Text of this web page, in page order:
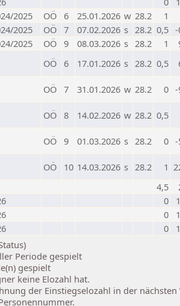
2025 OÖ 6 25.01.2026 w 28.2 1
2025 OÖ 7 07.02.2026 s 28.2 0,5 -
2025 OÖ 9 08.03.2026 s 28.2 1
OÖ 6 17.01.2026 s 28.2 0,5
OÖ 7 31.01.2026 w 28.2 0 -
OÖ 8 14.02.2026 w 28.2 0,5
OÖ 9 01.03.2026 s 28.2 0 -
OÖ 10 14.03.2026 s 28.2 1
4,5
0
0
0
Periode gespielt
gespielt
keine Elozahl hat.
der Einstiegselozahl in der